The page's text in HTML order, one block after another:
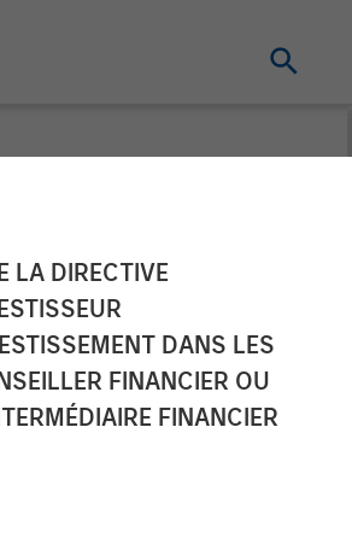
LA DIRECTIVE
DANS LES
FINANCIER OU
FINANCIER
to
Pet